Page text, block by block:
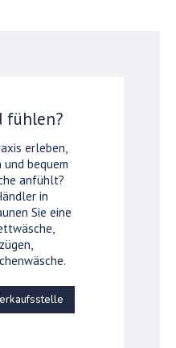
fühlen?
erleben,
bequem
anfühlt?
in
Sie eine